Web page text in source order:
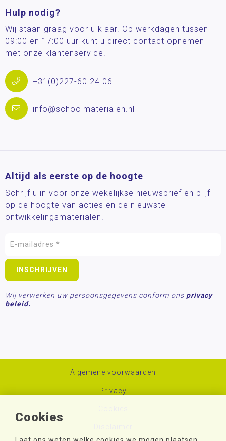
Cookies
Hulp nodig?
Wij staan graag voor u klaar. Op werkdagen tussen
09:00 en 17:00 uur kunt u direct contact opnemen
met onze klantenservice.
+31(0)227-60 24 06
info@schoolmaterialen.nl
Altijd als eerste op de hoogte
Schrijf u in voor onze wekelijkse nieuwsbrief en blijf
op de hoogte van acties en de nieuwste
ontwikkelingsmaterialen!
Wij verwerken uw persoonsgegevens conform ons privacy
beleid.
Algemene voorwaarden
Privacy